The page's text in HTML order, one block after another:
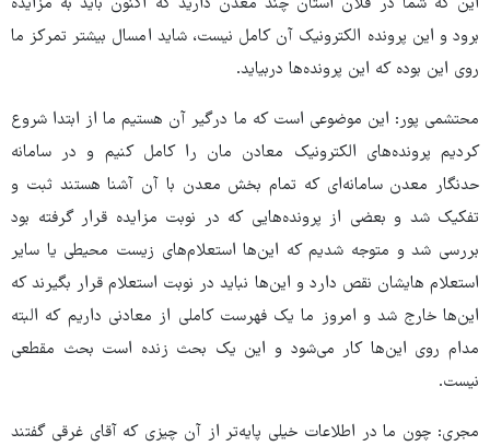
برود و این پرونده الکترونیک آن کامل نیست، شاید امسال بیشتر تمرکز ما
روی این بوده که این پرونده‌ها دربیاید.
محتشمی پور: این موضوعی است که ما درگیر آن هستیم ما از ابتدا شروع
کردیم پرونده‌های الکترونیک معادن مان را کامل کنیم و در سامانه
حدنگار معدن سامانه‌ای که تمام بخش معدن با آن آشنا هستند ثبت و
تفکیک شد و بعضی از پرونده‌هایی که در نوبت مزایده قرار گرفته بود
بررسی شد و متوجه شدیم که این‌ها استعلام‌های زیست محیطی یا سایر
استعلام هایشان نقص دارد و این‌ها نباید در نوبت استعلام قرار بگیرند که
این‌ها خارج شد و امروز ما یک فهرست کاملی از معادنی داریم که البته
مدام روی این‌ها کار می‌شود و این یک بحث زنده است بحث مقطعی
نیست.
مجری: چون ما در اطلاعات خیلی پایه‌تر از آن چیزی که آقای غرقی گفتند